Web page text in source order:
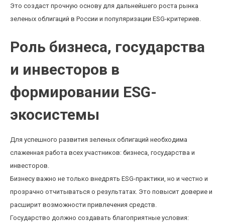
Это создаст прочную основу для дальнейшего роста рынка
зеленых облигаций в России и популяризации ESG-критериев.
Роль бизнеса, государства
и инвесторов в
формировании ESG-
экосистемы
Для успешного развития зеленых облигаций необходима
слаженная работа всех участников: бизнеса, государства и
инвесторов.
Бизнесу важно не только внедрять ESG-практики, но и честно и
прозрачно отчитываться о результатах. Это повысит доверие и
расширит возможности привлечения средств.
Государство должно создавать благоприятные условия: